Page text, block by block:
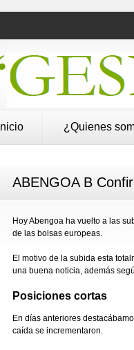
Inicio ¿Quienes
ABENGOA B
Hoy Abengoa ha vuelto a las
de las bolsas europeas.
El motivo de la subida esta
una buena noticia, además
Posiciones cortas
En días anteriores
caída se incrementaron.